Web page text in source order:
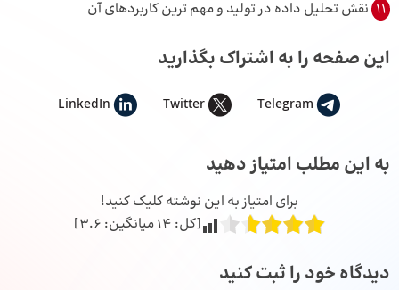
11 نقش تحلیل داده در تولید و مهم ترین کاربردهای آن
این صفحه را به اشتراک بگذارید
Telegram
Twitter
LinkedIn
به این مطلب امتیاز دهید
برای امتیاز به این نوشته کلیک کنید!
[کل: 14میانگین: 3.6
]
دیدگاه خود را ثبت کنید